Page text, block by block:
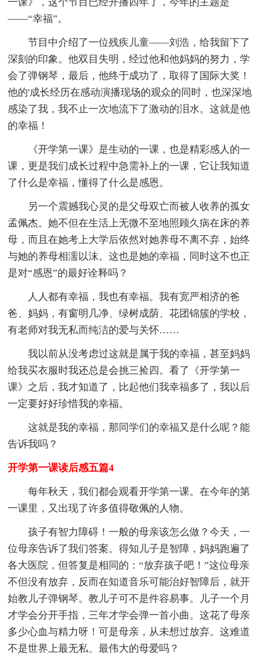
一课》，这个节目已经开播四年了，今年的主题是
——“幸福”。
节目中介绍了一位残疾儿童——刘浩，给我留下了
深刻的印象。他双目失明，经过他和他妈妈的努力，学
会了弹钢琴，最后，他终于成功了，取得了国际大奖！
他的'成长经历在感动演播现场的观众的同时，也深深地
感染了我，我不止一次地流下了激动的泪水。这就是他
的幸福！
《开学第一课》是生动的一课，也是精彩感人的一
课，更是我们成长过程中急需补上的一课，它让我知道
了什么是幸福，懂得了什么是感恩。
另一个震撼我心灵的是父母双亡而被人收养的孤女
孟佩杰。她不但在生活上无微不至地照顾久病在床的养
母，而且在她考上大学后依然对她养母不离不弃，始终
与她的养母相濡以沫。这也是她的幸福，同时这不也正
是对“感恩”的最好诠释吗？
人人都有幸福，我也有幸福。我有宽严相济的爸
爸、妈妈，有窗明几净、绿树成荫、花团锦簇的学校，
有老师对我无私而纯洁的爱与关怀……
我以前从没考虑过这就是属于我的幸福，甚至妈妈
给我买衣服时我还总是会挑三捡四。看了《开学第一
课》之后，我才知道了，比起他们我幸福多了，我以后
一定要好好珍惜我的幸福。
这就是我的幸福，那同学们的幸福又是什么呢？能
告诉我吗？
开学第一课读后感五篇4
每年秋天，我们都会观看开学第一课。在今年的第
一课里，又出现了许多值得敬佩的人物。
孩子有智力障碍！一般的母亲该怎么做？今天，一
位母亲告诉了我们答案。得知儿子是智障，妈妈跑遍了
各大医院，但答复是相同的：“放弃孩子吧！”这位母亲
不但没有放弃，反而在知道音乐可能治好智障后，就开
始教儿子弹钢琴。教儿子可不是件容易事。儿子一个月
才学会分开手指，三年才学会弹一首小曲。这花了母亲
多少心血与精力呀！可是母亲，从未想过放弃。这难道
不是世界上最无私、最伟大的母爱吗？